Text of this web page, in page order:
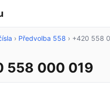
› Předvolba 558 › +420 558
558 000 019